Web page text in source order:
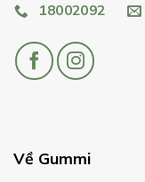
18002092
Về Gummi